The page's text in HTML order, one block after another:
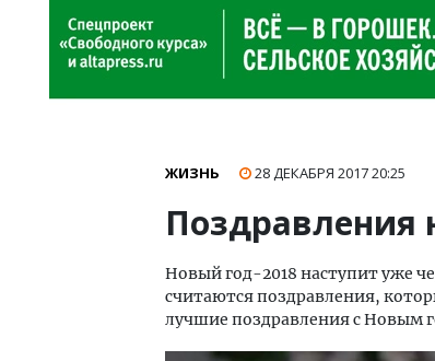
ЖИЗНЬ 28 ДЕКАБРЯ 201720:25
Поздравления
Новый год-2018 наступит уже
считаются поздравления,
лучшие поздравления с Новым